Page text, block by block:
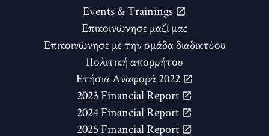
Events & Trainings
Επικοινώνησε μαζί μας
Επικοινώνησε με την ομάδα διαδικτύου
Πολιτική απορρήτου
Ετήσια Αναφορά 2022
2023 Financial Report
2024 Financial Report
2025 Financial Report